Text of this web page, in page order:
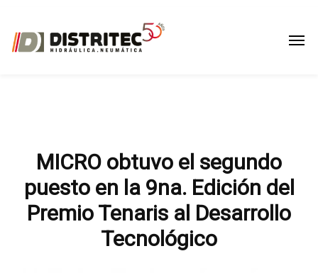
MICRO obtuvo el segundo
puesto en la 9na. Edición del
Premio Tenaris al Desarrollo
Tecnológico